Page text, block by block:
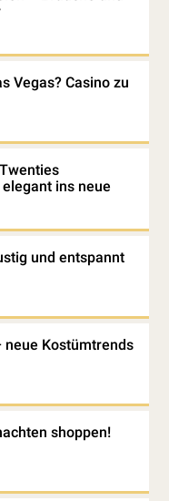
Vegas? Casino zu
ins neue
und entspannt
neue Kostümtrends
shoppen!